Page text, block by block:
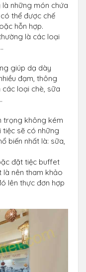
là những món chứa
thể được chế
hỗn hợp.
là các loại
giúp dạ dày
đạm, thông
loại chè, sữa
trọng không kém
sẽ có những
biến nhất là: sữa,
đặt tiệc buffet
là nên tham khảo
lên thực đơn hợp